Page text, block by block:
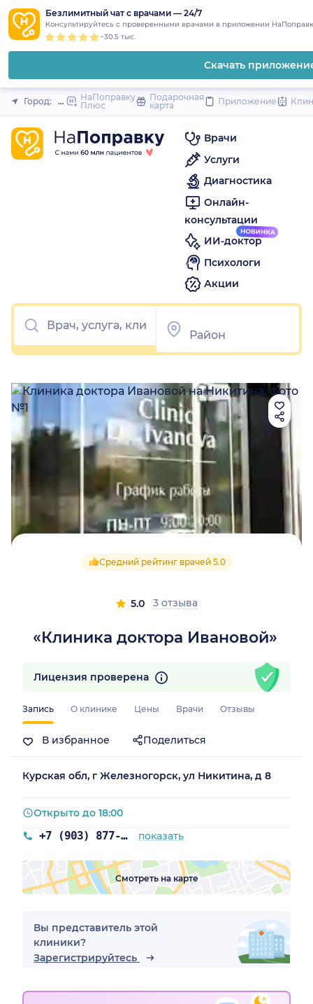
content
Безлимитный чат с врачами — 24/7
Консультируйтесь с проверенными врачами в приложении
~30.5 тыс.
Скачать
Закрыть
Город: Железногорск (Курская область)
НаПоправку
Плюс
Подарочная
карта
Приложение
Врачи
Услуги
Диагностика
Онлайн-
консультации
ИИ-доктор
Психологи
Акции
«Клиника доктора Ивановой»
Средний рейтинг врачей 5.0
5.0 3 отзыва
Запись О клинике Цены Врачи Отзывы
В избранное Поделиться
Лицензия проверена
Курская обл, г Железногорск, ул Никитина, д 8
+7 (903) 877-00-08 показать
Открыто до 18:00
Смотреть на карте
Вы представитель этой
клиники?
Зарегистрируйтесь